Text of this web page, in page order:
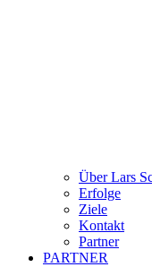
Über Lars
Erfolge
Ziele
Kontakt
Partner
PARTNER